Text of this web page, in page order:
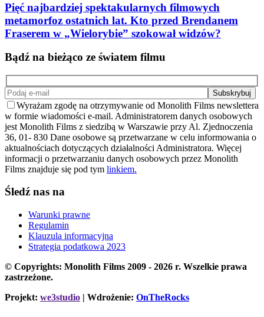
Pięć najbardziej spektakularnych filmowych
metamorfoz ostatnich lat. Kto przed Brendanem
Fraserem w „Wielorybie” szokował widzów?
Bądź na bieżąco ze światem filmu
Wyrażam zgodę na otrzymywanie od Monolith Films newslettera
w formie wiadomości e-mail. Administratorem danych osobowych
jest Monolith Films z siedzibą w Warszawie przy Al. Zjednoczenia
36, 01- 830 Dane osobowe są przetwarzane w celu informowania o
aktualnościach dotyczących działalności Administratora. Więcej
informacji o przetwarzaniu danych osobowych przez Monolith
Films znajduje się pod tym linkiem.
Śledź nas na
Warunki prawne
Regulamin
Klauzula informacyjna
Strategia podatkowa 2023
© Copyrights: Monolith Films 2009 - 2026 r. Wszelkie prawa
zastrzeżone.
Projekt: we3studio | Wdrożenie: OnTheRocks